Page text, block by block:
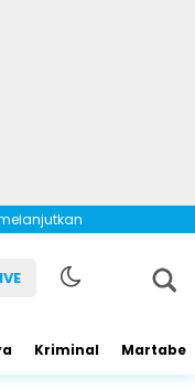
Kriminal Martabe